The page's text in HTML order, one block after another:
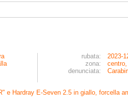
rubata:
2023-
zona:
denunciata:
e Hardray E-Seven 2.5 in giallo, forcella